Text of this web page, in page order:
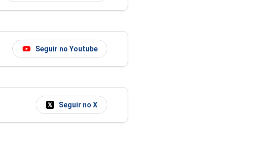
Seguir no Youtube
Seguir no X